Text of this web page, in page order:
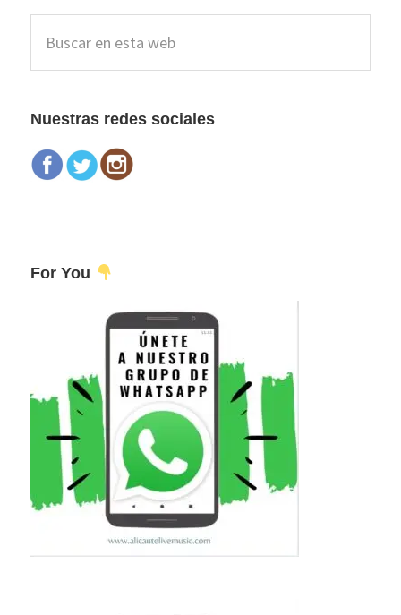
Barra
lateral
esta
Nuestras redes sociales
For You